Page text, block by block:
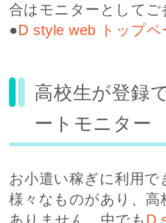
合はモニターとして
●D style web トップペ
高校生が登録
ートモニター
お小遣い稼ぎに利用
様々なものがあり、